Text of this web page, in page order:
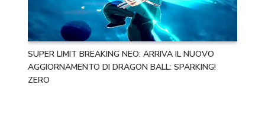
SUPER LIMIT BREAKING NEO: ARRIVA IL NUOVO
AGGIORNAMENTO DI DRAGON BALL: SPARKING!
ZERO